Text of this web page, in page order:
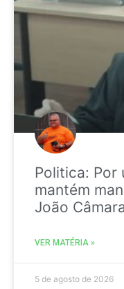
Politica: Por
mantém
João
VER MATÉRIA »
5 de agosto de 2026